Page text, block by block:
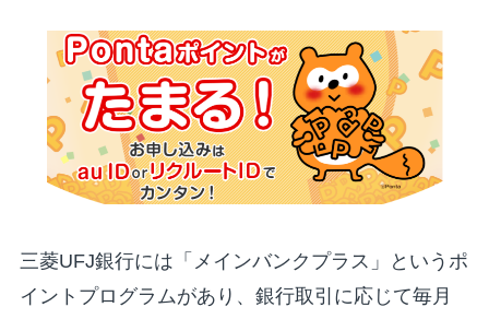
三菱UFJ銀行には「メインバンクプラス」というポ
イントプログラムがあり、銀行取引に応じて毎月